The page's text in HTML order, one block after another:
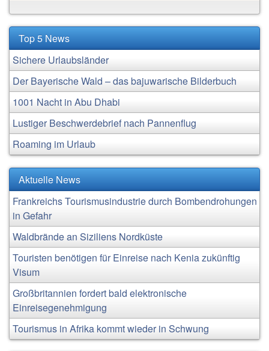
Top 5 News
Sichere Urlaubsländer
Der Bayerische Wald – das bajuwarische Bilderbuch
1001 Nacht in Abu Dhabi
Lustiger Beschwerdebrief nach Pannenflug
Roaming im Urlaub
Aktuelle News
Frankreichs Tourismusindustrie durch Bombendrohungen
in Gefahr
Waldbrände an Siziliens Nordküste
Touristen benötigen für Einreise nach Kenia zukünftig
Visum
Großbritannien fordert bald elektronische
Einreisegenehmigung
Tourismus in Afrika kommt wieder in Schwung